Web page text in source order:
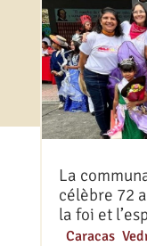
La
célèbre 72
la foi et
Caracas,